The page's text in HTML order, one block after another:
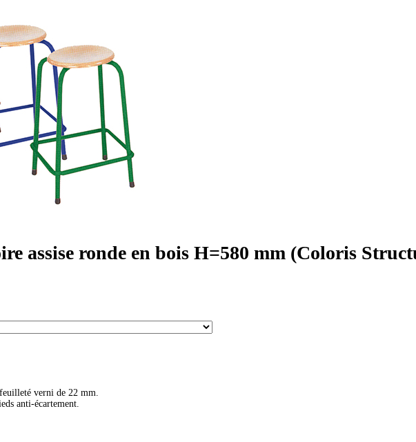
assise ronde en bois H=580 mm (Coloris
verni de 22 mm.
anti-écartement.